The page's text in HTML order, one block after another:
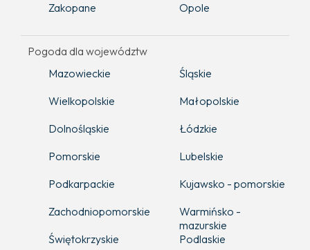
Zakopane
Opole
Pogoda dla województw
Mazowieckie
Śląskie
Wielkopolskie
Małopolskie
Dolnośląskie
Łódzkie
Pomorskie
Lubelskie
Podkarpackie
Kujawsko - pomorskie
Zachodniopomorskie
Warmińsko -
mazurskie
Świętokrzyskie
Podlaskie